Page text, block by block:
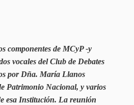
componentes de MCyP ‐y
vocales del Club de Debates
por Dña. María Llanos
Patrimonio Nacional, y varios
esa Institución. La reunión